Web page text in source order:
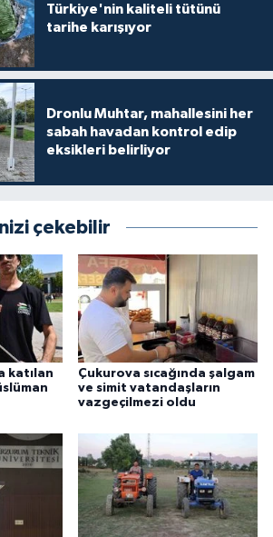
Türkiye'nin kaliteli tütünü
tarihe karışıyor
Dronlu Muhtar, mahallesini her
sabah havadan kontrol edip
eksikleri belirliyor
çekebilir
katılan
Çukurova sıcağında şalgam
ve simit vatandaşların
vazgeçilmezi oldu